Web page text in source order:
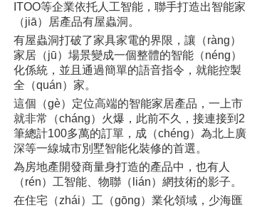
ITOO等企業依托人工智能，聯手打造出智能家
（jiā）居產品有屋蟲洞。
有屋蟲洞打破了家具家電的界限，讓（ràng）
家居（jū）場景變成一個整體的智能（néng）
化係統，並且通過簡單的語音指令，就能控製
全（quán）家。
這個（gè）定位高端的智能家居產品，一上市
就非常（cháng）火爆，此前不久，接連接到2
筆總計100多萬的訂單，成（chéng）為北上廣
深等一線城市別墅智能化裝修的首選。
為房地產開發商量身打造的產品中，也有人
（rén）工智能、物聯（lián）網技術的影子。
在住宅（zhái）工（gōng）業化領域，少海匯